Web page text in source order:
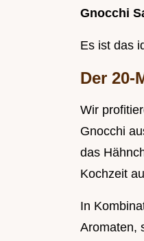
Gnocchi
Es ist das
Der
Wir
Gnocchi
das
Kochzeit
In
Aromaten,